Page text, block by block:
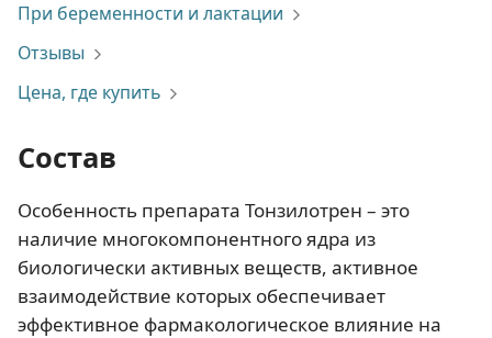
При беременности и лактации
Отзывы
Цена, где купить
Состав
Особенность препарата Тонзилотрен – это
наличие многокомпонентного ядра из
биологически активных веществ, активное
взаимодействие которых обеспечивает
эффективное фармакологическое влияние на